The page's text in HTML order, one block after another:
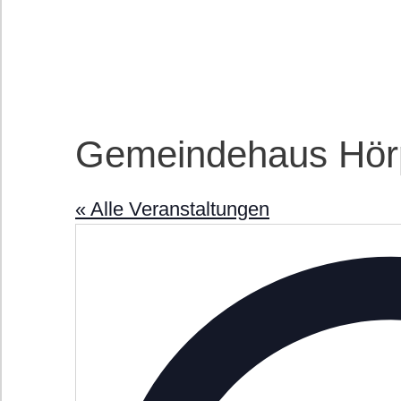
Gemeindehaus
« Alle Veranstaltungen